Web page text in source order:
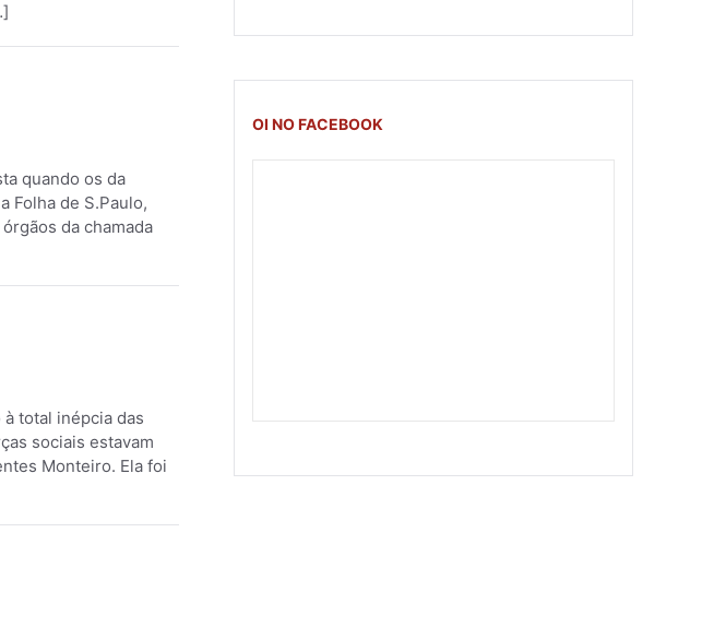
quando os da
Folha de S.Paulo,
da chamada
total inépcia das
sociais estavam
Monteiro. Ela foi
OI NO FACEBOOK